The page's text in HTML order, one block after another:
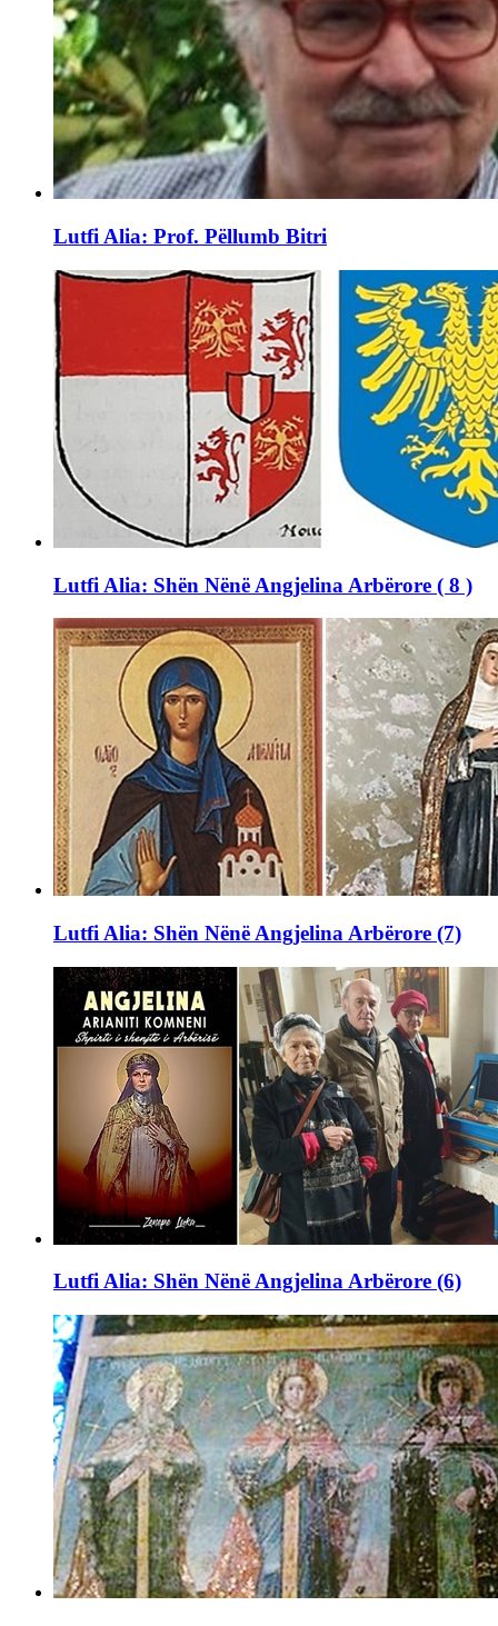
Lutfi Alia: Prof. Pëllumb Bitri
Lutfi Alia: Shën Nënë Angjelina Arbërore ( 8 )
Lutfi Alia: Shën Nënë Angjelina Arbërore (7)
Lutfi Alia: Shën Nënë Angjelina Arbërore (6)